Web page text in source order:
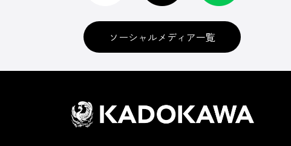
ソーシャルメディア一覧